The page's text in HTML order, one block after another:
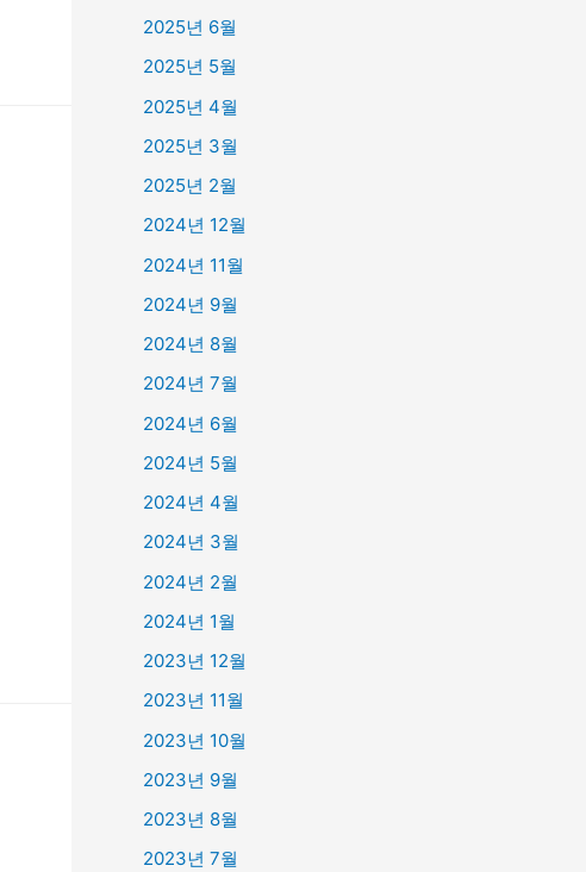
2025년 6월
2025년 5월
2025년 4월
2025년 3월
2025년 2월
2024년 12월
2024년 11월
2024년 9월
2024년 8월
2024년 7월
2024년 6월
2024년 5월
2024년 4월
2024년 3월
2024년 2월
2024년 1월
2023년 12월
2023년 11월
2023년 10월
2023년 9월
2023년 8월
2023년 7월